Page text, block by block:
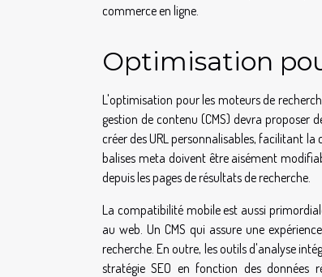
commerce en ligne.
Optimisation
L'optimisation pour les moteurs de
gestion de contenu (CMS) devra proposer
créer des URL personnalisables, facilitant
balises meta doivent être aisément
depuis les pages de résultats de recherche.
La compatibilité mobile est aussi
au web. Un CMS qui assure une
recherche. En outre, les outils d'analyse
stratégie SEO en fonction des données